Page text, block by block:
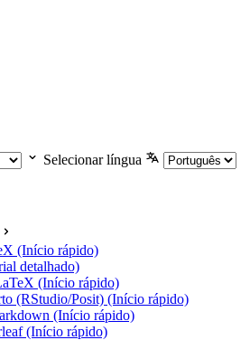
Selecionar língua
(Início rápido)
detalhado)
(Início rápido)
(RStudio/Posit) (Início rápido)
(Início rápido)
(Início rápido)